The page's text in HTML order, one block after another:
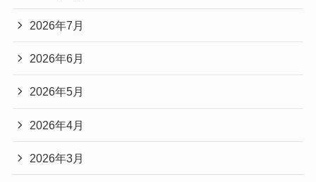
2026年7月
2026年6月
2026年5月
2026年4月
2026年3月